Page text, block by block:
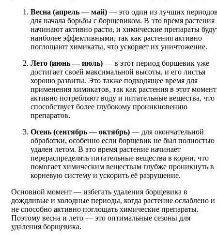
Весна (апрель — май) — это один из лучших
для начала борьбы с борщевиком. В это время растения
начинают активно расти, и химические препараты
наиболее эффективными, так как растения активно
поглощают химикаты, что ускоряет их уничтожение.
Лето (июнь — июль) — в этот период борщевик уже
достигает своей максимальной высоты, и его листья
хорошо развиты. Это также подходящее время для
применения химикатов, так как растения в этот момент
активно потребляют воду и питательные вещества, что
способствует более глубокому проникновению
препаратов.
Осень (сентябрь — октябрь) — для окончательной
обработки, особенно если борщевик не был полностью
удален летом. В это время растение начинает
перераспределять питательные вещества в корни, что
помогает химическим веществам глубже проникнуть в
корневую систему и ускорить её разрушение.
Основной момент — избегать удаления борщевика в
дождливые и холодные периоды, когда растение ослаблено и
не способно активно поглощать химические препараты.
Поэтому весна и лето — это оптимальные сезоны для
удаления борщевика.